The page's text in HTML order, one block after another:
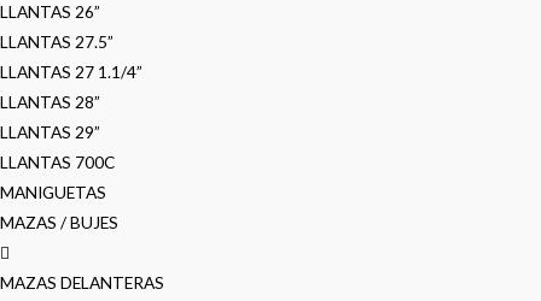
LLANTAS 26”
LLANTAS 27.5”
LLANTAS 27 1.1/4”
LLANTAS 28”
LLANTAS 29”
LLANTAS 700C
MANIGUETAS
MAZAS / BUJES
MAZAS DELANTERAS